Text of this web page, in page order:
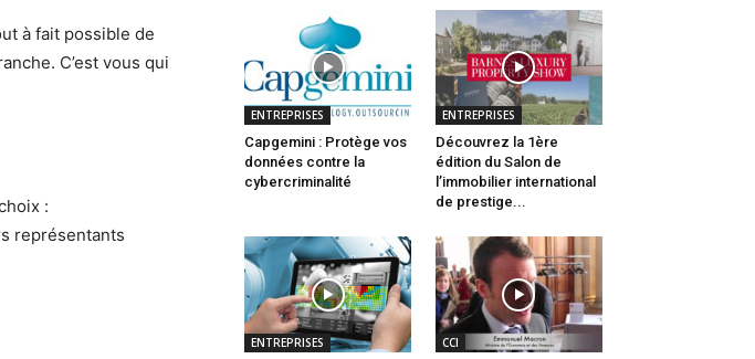
à fait possible de
C’est vous qui
:
représentants
ENTREPRISES
Capgemini : Protège vos
données contre la
cybercriminalité
ENTREPRISES
Découvrez la 1ère
édition du Salon de
l’immobilier international
de prestige...
ENTREPRISES CCI